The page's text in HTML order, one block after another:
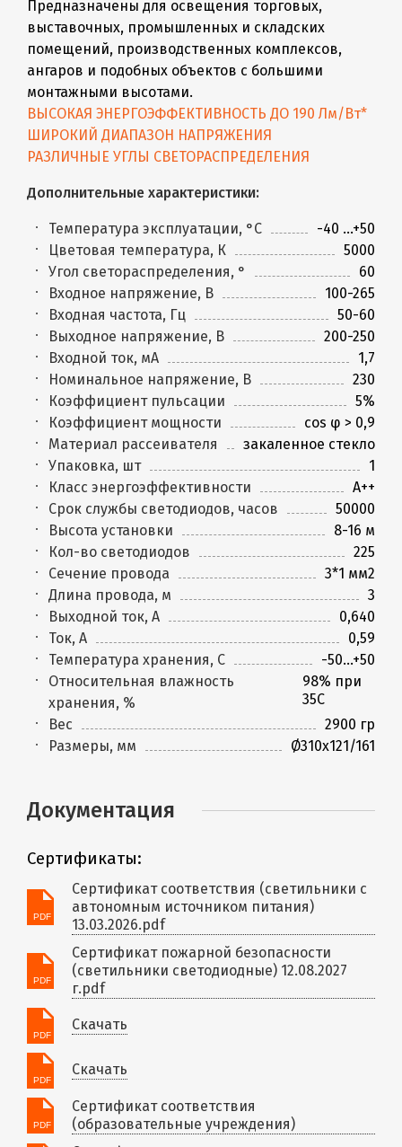
Предназначены для освещения торговых,
выставочных, промышленных и складских
помещений, производственных комплексов,
ангаров и подобных объектов с большими
монтажными высотами.
ВЫСОКАЯ ЭНЕРГОЭФФЕКТИВНОСТЬ ДО 190 Лм/Вт*
ШИРОКИЙ ДИАПАЗОН НАПРЯЖЕНИЯ
РАЗЛИЧНЫЕ УГЛЫ СВЕТОРАСПРЕДЕЛЕНИЯ
Дополнительные характеристики:
Температура эксплуатации, °С
-40 ...+50
Цветовая температура, К
5000
Угол светораспределения, °
60
Входное напряжение, В
100-265
Входная частота, Гц
50-60
Выходное напряжение, В
200-250
Входной ток, мА
1,7
Номинальное напряжение, В
230
Коэффициент пульсации
5%
Коэффициент мощности
cos φ > 0,9
Материал рассеивателя
закаленное стекло
Упаковка, шт
1
Класс энергоэффективности
А++
Срок службы светодиодов, часов
50000
Высота установки
8-16 м
Кол-во светодиодов
225
Сечение провода
3*1 мм2
Длина провода, м
3
Выходной ток, А
0,640
Ток, А
0,59
Температура хранения, C
-50...+50
Относительная влажность
хранения, %
98% при
35С
Вес
2900 гр
Размеры, мм
Ø310х121/161
Документация
Сертификаты:
Сертификат соответствия (светильники с
автономным источником питания)
13.03.2026.pdf
Сертификат пожарной безопасности
(светильники светодиодные) 12.08.2027
г.pdf
Скачать
Скачать
Сертификат соответствия
(образовательные учреждения)